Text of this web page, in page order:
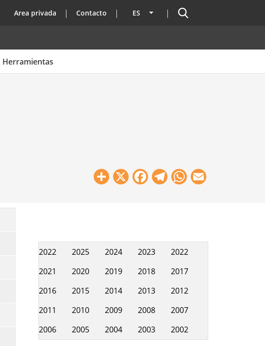
top
Area privada Contacto ES Lista adicional de acciones
Buscador
Herramientas
Share
X Facebook
Telegram
WhatsApp
Hemeroteca
2022 2025 2024 2023
2022
2021
2020 2019 2018
2017
2016
2015 2014 2013
2012
2011
2010 2009 2008
2007
2006
2005 2004 2003 2002